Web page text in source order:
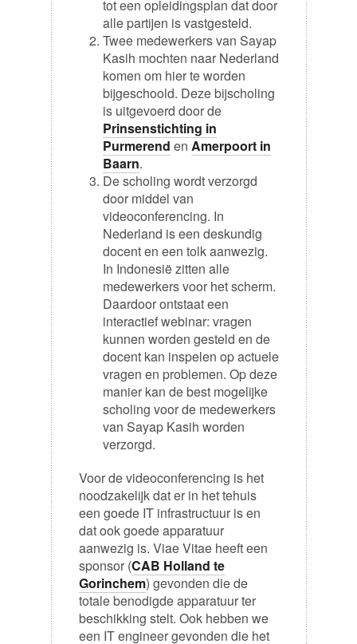
tot een opleidingsplan dat door
alle partijen is vastgesteld.
Twee medewerkers van Sayap
Kasih mochten naar Nederland
komen om hier te worden
bijgeschoold. Deze bijscholing
is uitgevoerd door de
Prinsenstichting in
Purmerend en Amerpoort in
Baarn.
De scholing wordt verzorgd
door middel van
videoconferencing. In
Nederland is een deskundig
docent en een tolk aanwezig.
In Indonesië zitten alle
medewerkers voor het scherm.
Daardoor ontstaat een
interactief webinar: vragen
kunnen worden gesteld en de
docent kan inspelen op actuele
vragen en problemen. Op deze
manier kan de best mogelijke
scholing voor de medewerkers
van Sayap Kasih worden
verzorgd.
Voor de videoconferencing is het
noodzakelijk dat er in het tehuis
een goede IT infrastructuur is en
dat ook goede apparatuur
aanwezig is. Viae Vitae heeft een
sponsor (CAB Holland te
Gorinchem) gevonden die de
totale benodigde apparatuur ter
beschikking stelt. Ook hebben we
een IT engineer gevonden die het